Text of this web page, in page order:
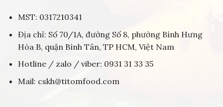
MST: 0317210341
Địa chỉ: Số 70/1A, đường Số 8, phường Bình Hưng
Hòa B, quận Bình Tân, TP HCM, Việt Nam
Hotline / zalo / viber: 0931 31 33 35
Mail: cskh@titomfood.com